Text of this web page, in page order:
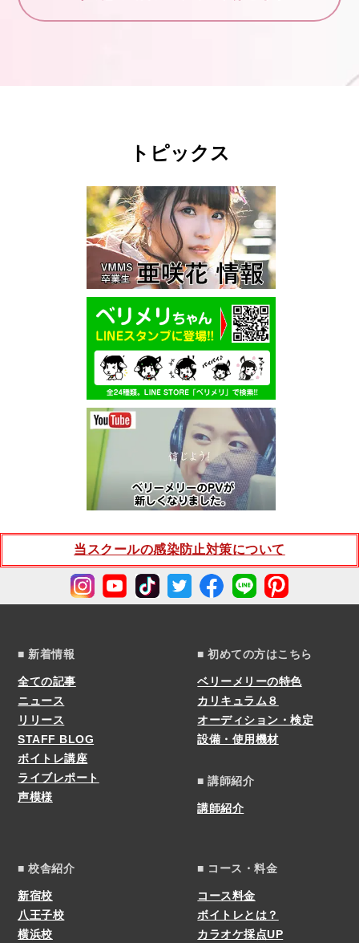
トピックス
当スクールの感染防止対策について
■ 新着情報
全ての記事
ニュース
リリース
STAFF BLOG
ボイトレ講座
ライブレポート
声模様
■ 初めての方はこちら
ベリーメリーの特色
カリキュラム８
オーディション・検定
設備・使用機材
■ 講師紹介
講師紹介
■ 校舎紹介
新宿校
八王子校
横浜校
■ コース・料金
コース料金
ボイトレとは？
カラオケ採点UP